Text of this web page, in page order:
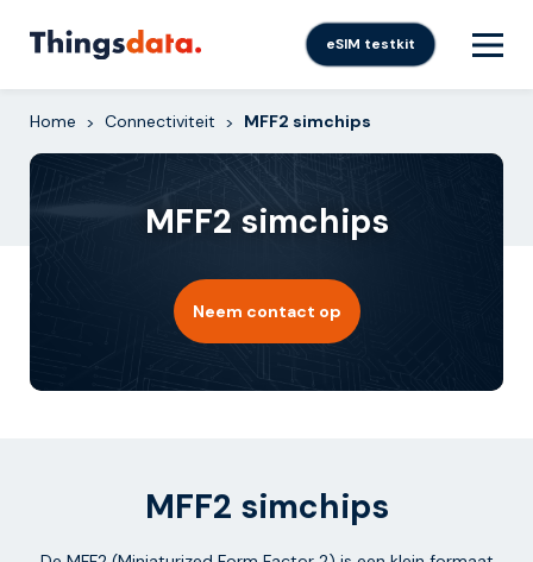
eSIM testkit
Home > Connectiviteit > MFF2 simchips
MFF2 simchips
Neem contact op
MFF2 simchips